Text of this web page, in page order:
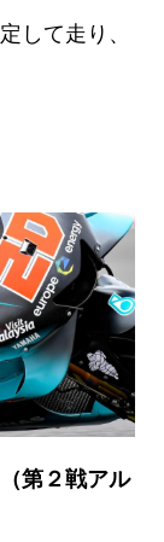
して走り、
第２戦アル